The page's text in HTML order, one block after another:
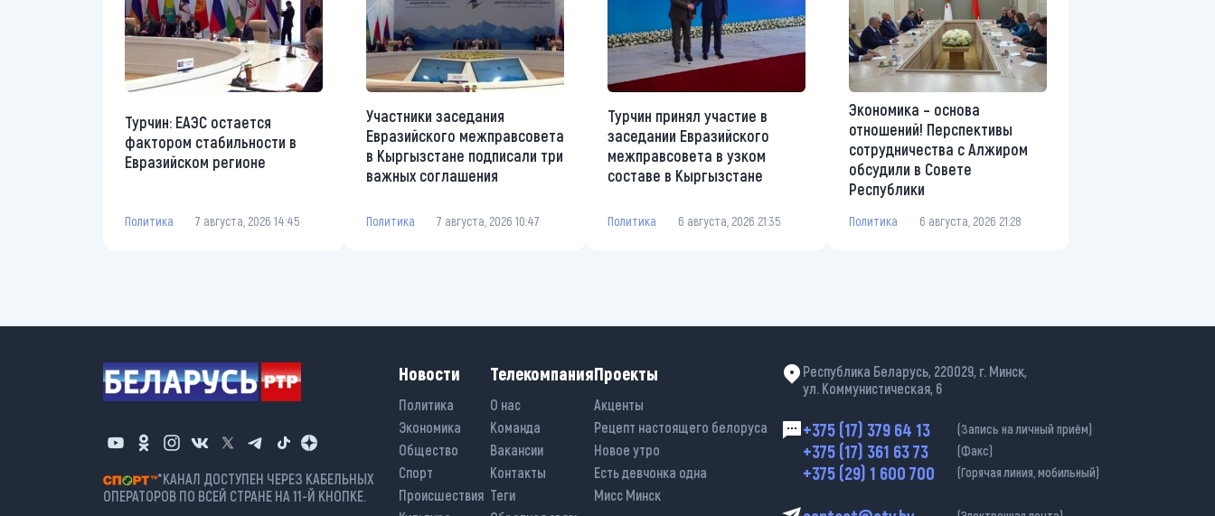
Турчин: ЕАЭС остается
фактором стабильности в
Евразийском регионе
Политика 7 августа, 2026 14:45
Участники заседания
Евразийского межправсовета
в Кыргызстане подписали три
важных соглашения
Политика 7 августа, 2026 10:47
Турчин принял участие в
заседании Евразийского
межправсовета в узком
составе в Кыргызстане
Политика 6 августа, 2026 21:35
Экономика – основа
отношений! Перспективы
сотрудничества с Алжиром
обсудили в Совете
Республики
Политика 6 августа, 2026 21:28
*КАНАЛ ДОСТУПЕН ЧЕРЕЗ КАБЕЛЬНЫХ
ОПЕРАТОРОВ ПО ВСЕЙ СТРАНЕ НА 11-Й КНОПКЕ.
Новости
Политика
Экономика
Общество
Спорт
Происшествия
Телекомпания
О нас
Команда
Вакансии
Контакты
Теги
Проекты
Акценты
Рецепт настоящего белоруса
Новое утро
Есть девчонка одна
Мисс Минск
Республика Беларусь, 220029, г. Минск,
ул. Коммунистическая, 6
+375 (17) 379 64 13 (Запись на личный приём)
+375 (17) 361 63 73 (Факс)
+375 (29) 1 600 700 (Горячая линия, мобильный)